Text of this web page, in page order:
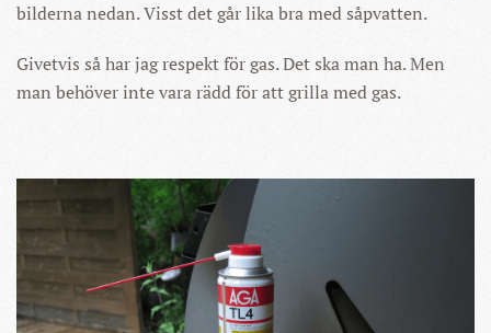
bilderna nedan. Visst det går lika bra med såpvatten.
Givetvis så har jag respekt för gas. Det ska man ha. Men
man behöver inte vara rädd för att grilla med gas.